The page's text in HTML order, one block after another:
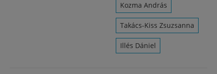
Kozma András
Takács-Kiss Zsuzsanna
Illés Dániel